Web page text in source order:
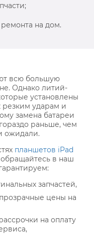
на дом.
всю большую
Однако литий-
установлены
резким ударам и
замена батареи
раньше, чем
ожидали.
планшетов iPad
в наш
запчастей,
цены на
на оплату